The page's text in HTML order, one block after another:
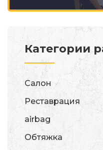
Категории
Салон
Реставрация
airbag
Обтяжка